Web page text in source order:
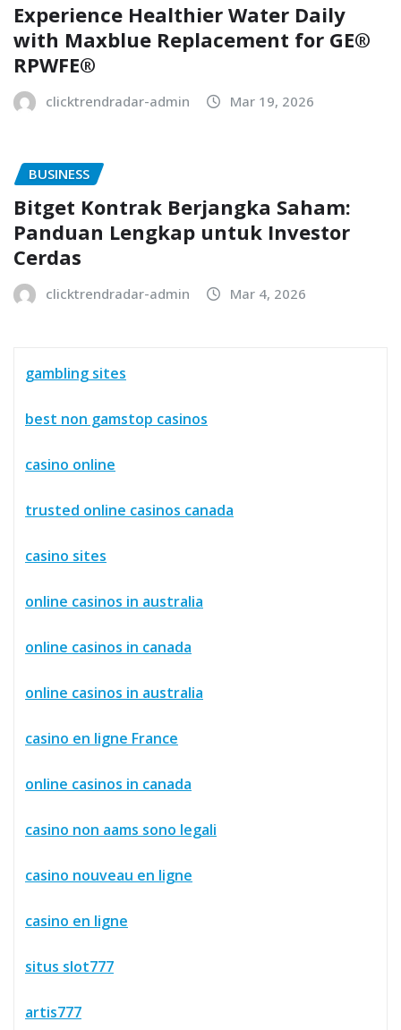
Experience Healthier Water Daily
with Maxblue Replacement for GE®
RPWFE®
clicktrendradar-admin Mar 19, 2026
BUSINESS
Bitget Kontrak Berjangka Saham:
Panduan Lengkap untuk Investor
Cerdas
clicktrendradar-admin Mar 4, 2026
gambling sites
best non gamstop casinos
casino online
trusted online casinos canada
casino sites
online casinos in australia
online casinos in canada
online casinos in australia
casino en ligne France
online casinos in canada
casino non aams sono legali
casino nouveau en ligne
casino en ligne
situs slot777
artis777